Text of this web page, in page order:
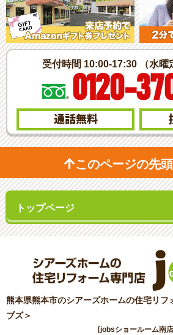
受付時間 10:00-17:30 （水曜
0120-
通話無料
このページの先
熊本県熊本市のシアーズホームの住宅リ
ブズ＞
[jobsショールーム南